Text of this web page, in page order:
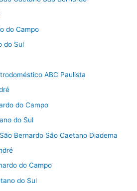
do Campo
do Sul
ABC Paulista
do Campo
do Sul
Bernardo São Caetano Diadema
do Campo
do Sul